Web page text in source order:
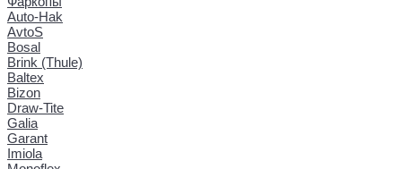
Auto-Hak
AvtoS
Bosal
Brink (Thule)
Baltex
Bizon
Draw-Tite
Galia
Garant
Imiola